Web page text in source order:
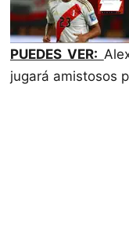
PUEDES VER:
jugará amistosos